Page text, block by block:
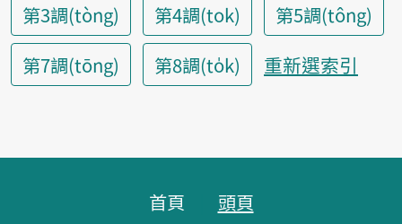
第3調(tòng)
第4調(tok)
第5調(tông)
第7調(tōng)
第8調(to̍k) 重新選索引
首頁 頭頁